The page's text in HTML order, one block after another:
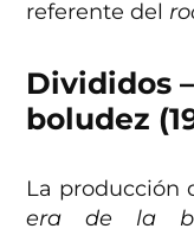
referente del
Divididos
boludez
La producción
era de la